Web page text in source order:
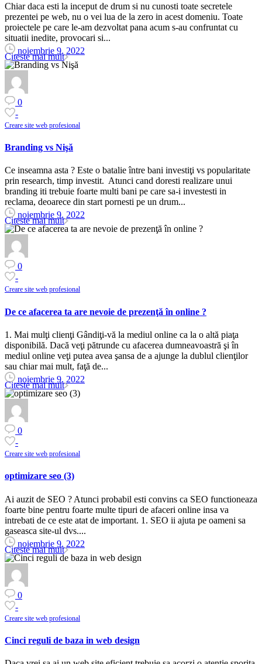
Chiar daca esti la inceput de drum si nu cunosti toate secretele
prezentei pe web, nu o vei lua de la zero in acest domeniu. Toate
proiectele pe care le-am dezvoltat pana acum s-au confruntat cu
situatii inedite, provocari si...
noiembrie 9, 2022
Citeste mai mult
0
-
Creare site web profesional
Branding vs Nişă
Ce inseamna asta ? Este o batalie între bani investiţi vs popularitate
prin research, timp investit. Atunci cand doresti realizare unui
branding iti trebuie foarte multi bani pe care sa-i investesti in
reclama, deoarece din start pornesti pe un drum...
noiembrie 9, 2022
Citeste mai mult
0
-
Creare site web profesional
De ce afacerea ta are nevoie de prezenţă în online ?
1. Mai mulţi clienţi Gândiţi-vă la mediul online ca la o altă piaţa
disponibilă. Dacă veţi pătrunde cu afacerea dumneavoastră şi în
mediul online veţi putea avea şansa de a ajunge la dublul clienţilor
sau chiar mai mult, faţă de...
noiembrie 9, 2022
Citeste mai mult
0
-
Creare site web profesional
optimizare seo (3)
Ai auzit de SEO ? Atunci probabil esti convins ca SEO functioneaza
foarte bine pentru foarte multe tipuri de afaceri online insa va
intrebati de ce este atat de important. 1. SEO ii ajuta pe oameni sa
gaseasca site-ul dvs....
noiembrie 9, 2022
Citeste mai mult
0
-
Creare site web profesional
Cinci reguli de baza in web design